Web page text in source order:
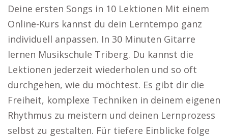
Deine ersten Songs in 10 Lektionen Mit einem
Online-Kurs kannst du dein Lerntempo ganz
individuell anpassen. In 30 Minuten Gitarre
lernen Musikschule Triberg. Du kannst die
Lektionen jederzeit wiederholen und so oft
durchgehen, wie du möchtest. Es gibt dir die
Freiheit, komplexe Techniken in deinem eigenen
Rhythmus zu meistern und deinen Lernprozess
selbst zu gestalten. Für tiefere Einblicke folge